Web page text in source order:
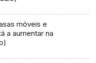
móveis e
a aumentar na